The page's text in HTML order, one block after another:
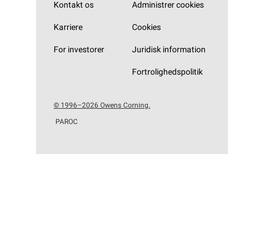
Kontakt os
Karriere
For investorer
Administrer cookies
Cookies
Juridisk information
Fortrolighedspolitik
© 1996–2026 Owens Corning.
PAROC